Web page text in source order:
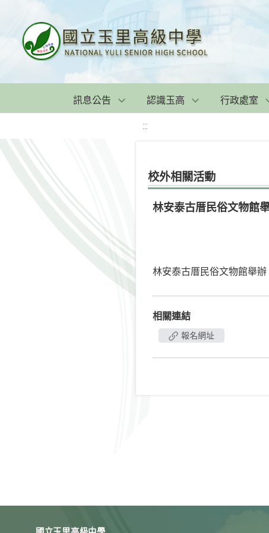
訊息公告 認識玉高 行政處室
:::
校外相關活動
林安泰古厝民俗文物館
林安泰古厝民俗文物館舉
相關連結
報名網址